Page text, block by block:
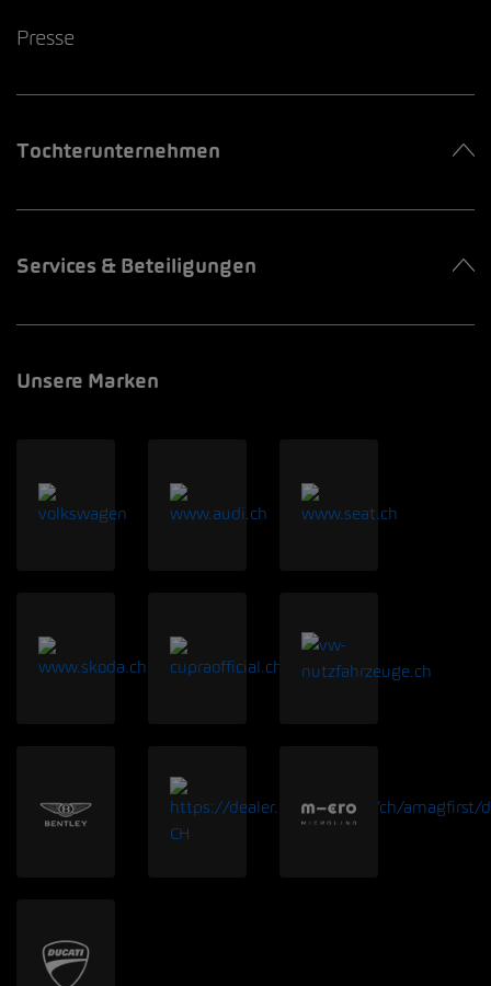
Presse
Tochterunternehmen
Services & Beteiligungen
Unsere Marken